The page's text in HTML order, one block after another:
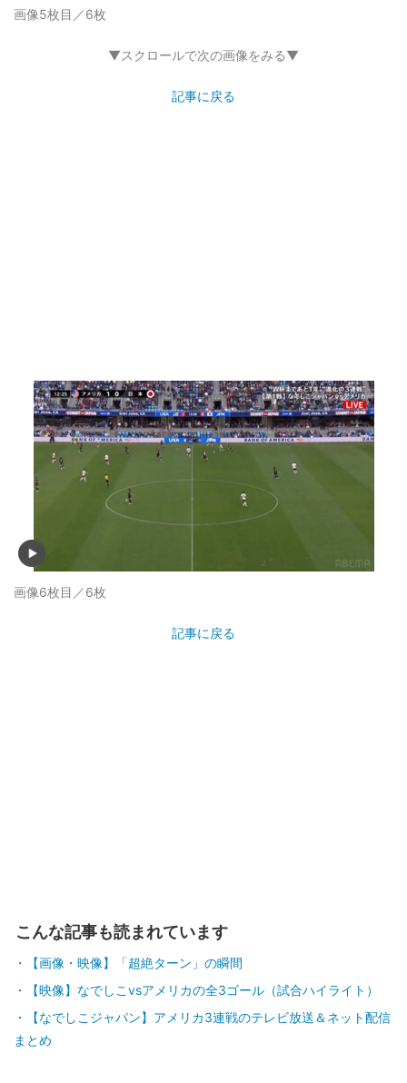
画像5枚目／6枚
▼スクロールで次の画像をみる▼
記事に戻る
画像6枚目／6枚
記事に戻る
こんな記事も読まれています
【画像・映像】「超絶ターン」の瞬間
【映像】なでしこvsアメリカの全3ゴール（試合ハイライト）
【なでしこジャパン】アメリカ3連戦のテレビ放送＆ネット配信
まとめ